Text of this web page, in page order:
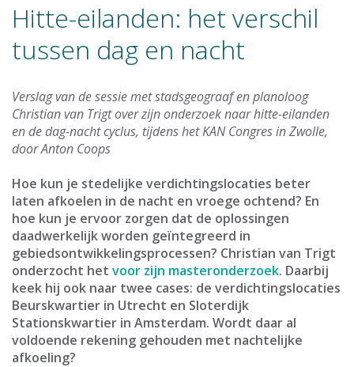
Hitte-eilanden: het verschil
tussen dag en nacht
Verslag van de sessie met stadsgeograaf en planoloog
Christian van Trigt over zijn onderzoek naar hitte-eilanden
en de dag-nacht cyclus, tijdens het KAN Congres in Zwolle,
door Anton Coops
Hoe kun je stedelijke verdichtingslocaties beter
laten afkoelen in de nacht en vroege ochtend? En
hoe kun je ervoor zorgen dat de oplossingen
daadwerkelijk worden geïntegreerd in
gebiedsontwikkelingsprocessen? Christian van Trigt
onderzocht het voor zijn masteronderzoek. Daarbij
keek hij ook naar twee cases: de verdichtingslocaties
Beurskwartier in Utrecht en Sloterdijk
Stationskwartier in Amsterdam. Wordt daar al
voldoende rekening gehouden met nachtelijke
afkoeling?